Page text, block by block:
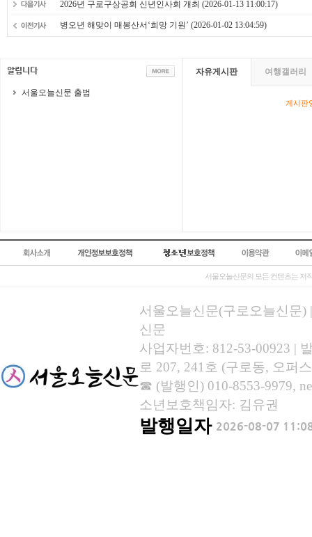
2026년 구로구상공회 신년인사회 개최 (2026-01-13 11:00:17)
병오년 해맞이 매봉산서‘희망 기원’ (2026-01-02 13:04:59)
서울오늘신문 출범
자유게시판 여행갤러리
게시판
서울오늘신문의 모든 컨텐츠는 저
서울오늘신문(구로오늘신문)
신문
사업자번호: 812-53-00923 |
로 207, 241호 (구로동, 오퍼
☎ (발행인) 010-8553-9979,
소년보호책임자: 김유권
발행일자